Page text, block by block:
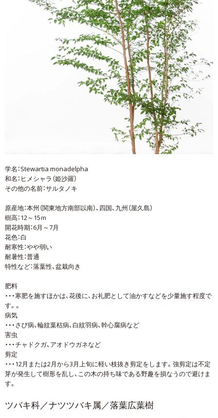
学名：Stewartia monadelpha
和名： ヒメシャラ（姫沙羅）
その他の名前：サルタノキ
原産地：本州（関東地方南部以南）、四国、九州（屋久島）
樹高：12～15ｍ
開花時期：6月～7月
花色：白
耐寒性：やや弱い
耐暑性：普通
特性など：落葉性、盆栽向き
肥料
・・・寒肥を施すほかは、花後に、お礼肥として油かすなどを少量施す程度で
す。。
病気
・・・さび病、輪紋葉枯病、白紋羽病、幹心腐病など
害虫
・・・チャドクガ、アオドウガネなど
剪定
・・・12月または2月から3月上旬に軽い枝抜き剪定をします。強剪定は不定
芽が発生して樹形を乱し、この木の持ち味である野趣を損なうので避けま
す。
ツバキ科／ナツツバキ属／落葉広葉樹